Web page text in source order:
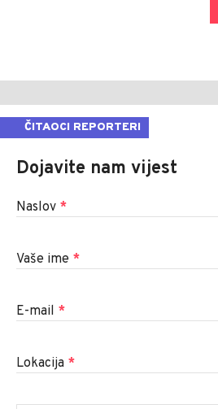
ČITAOCI REPORTERI
Dojavite nam vijest
Naslov *
Vaše ime *
E-mail *
Lokacija *